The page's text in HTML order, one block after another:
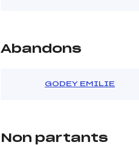
Abandons
GODEY EMILIE
Non partants